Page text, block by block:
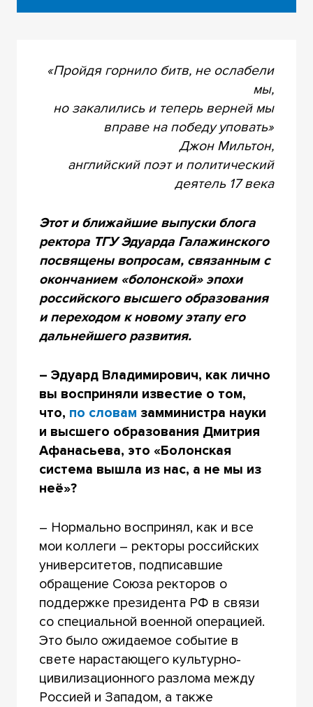
«Пройдя горнило битв, не ослабели
мы,
но закалились и теперь верней мы
вправе на победу уповать»
Джон Мильтон,
английский поэт и политический
деятель 17 века
Этот и ближайшие выпуски блога
ректора ТГУ Эдуарда Галажинского
посвящены вопросам, связанным с
окончанием «болонской» эпохи
российского высшего образования
и переходом к новому этапу его
дальнейшего развития.
– Эдуард Владимирович, как лично
вы восприняли известие о том,
что, по словам замминистра науки
и высшего образования Дмитрия
Афанасьева, это «Болонская
система вышла из нас, а не мы из
неё»?
– Нормально воспринял, как и все
мои коллеги – ректоры российских
университетов, подписавшие
обращение Союза ректоров о
поддержке президента РФ в связи
со специальной военной операцией.
Это было ожидаемое событие в
свете нарастающего культурно-
цивилизационного разлома между
Россией и Западом, а также